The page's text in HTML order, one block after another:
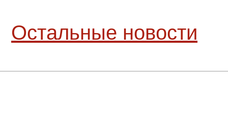
Остальные новости